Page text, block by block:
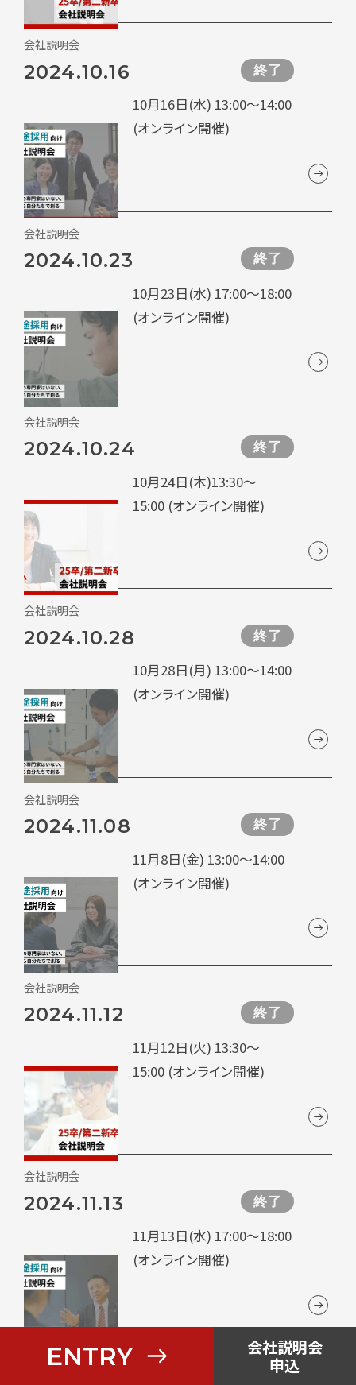
2024.10.16 終了
10月16日(水) 13:00～14:00
(オンライン開催)
会社説明会
2024.10.23 終了
10月23日(水) 17:00～18:00
(オンライン開催)
会社説明会
2024.10.24 終了
10月24日(木)13:30～
15:00 (オンライン開催)
会社説明会
2024.10.28 終了
10月28日(月) 13:00～14:00
(オンライン開催)
会社説明会
2024.11.08 終了
11月8日(金) 13:00～14:00
(オンライン開催)
会社説明会
2024.11.12 終了
11月12日(火) 13:30～
15:00 (オンライン開催)
会社説明会
2024.11.13 終了
11月13日(水) 17:00～18:00
(オンライン開催)
会社説明会
会社説明会
ENTRY
会社説明会
申込